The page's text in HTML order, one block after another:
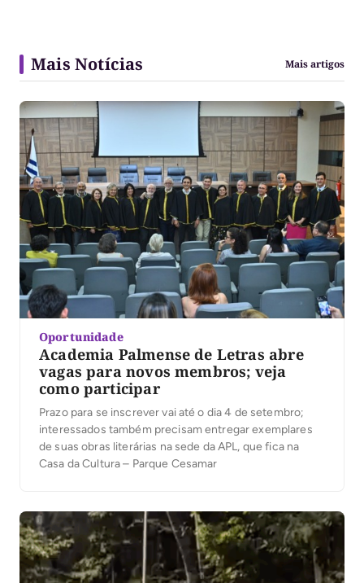
Mais Notícias Mais artigos
Oportunidade
Academia Palmense de Letras abre
vagas para novos membros; veja
como participar
Prazo para se inscrever vai até o dia 4 de setembro;
interessados também precisam entregar exemplares
de suas obras literárias na sede da APL, que fica na
Casa da Cultura – Parque Cesamar